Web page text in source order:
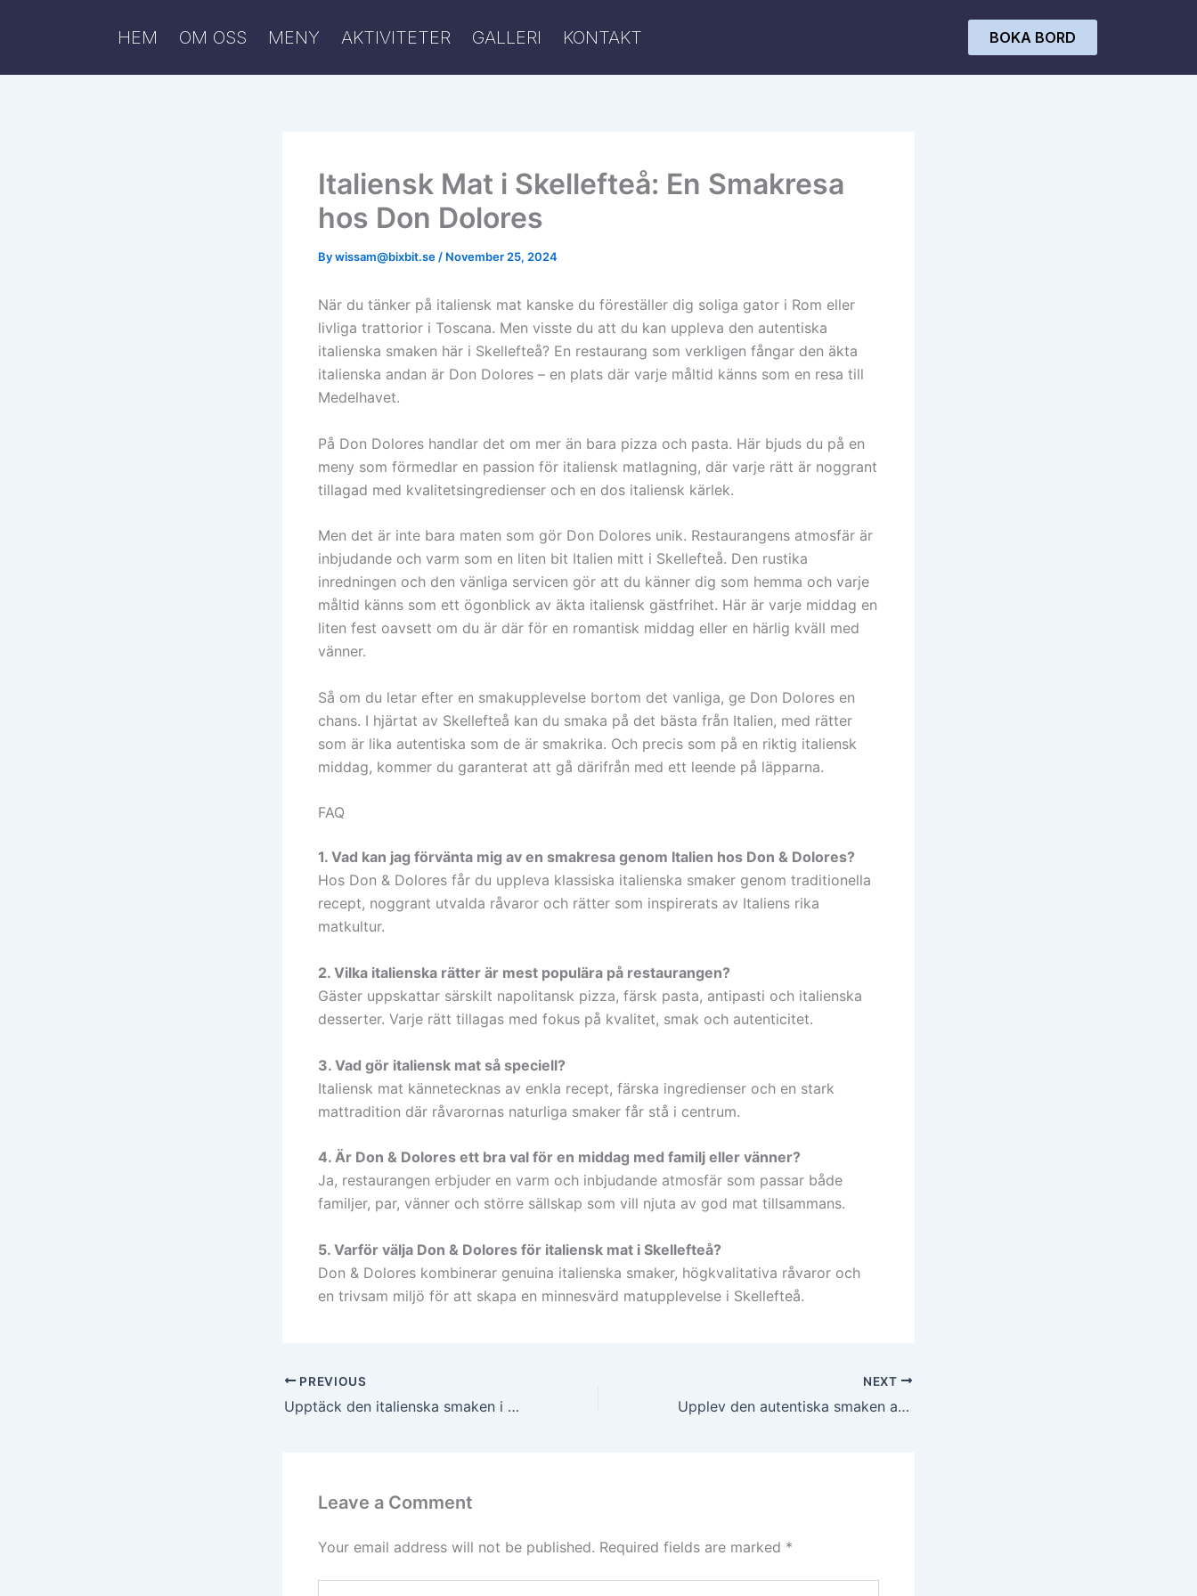
HEM OM OSS MENY AKTIVITETER GALLERI KONTAKT BOKA BORD
Italiensk Mat i Skellefteå: En Smakresa
hos Don Dolores
Bywissam@bixbit.se / November 25, 2024
När du tänker på italiensk mat kanske du föreställer dig soliga gator i Rom eller
livliga trattorior i Toscana. Men visste du att du kan uppleva den autentiska
italienska smaken här i Skellefteå? En restaurang som verkligen fångar den äkta
italienska andan är Don Dolores – en plats där varje måltid känns som en resa till
Medelhavet.
På Don Dolores handlar det om mer än bara pizza och pasta. Här bjuds du på en
meny som förmedlar en passion för italiensk matlagning, där varje rätt är noggrant
tillagad med kvalitetsingredienser och en dos italiensk kärlek.
Men det är inte bara maten som gör Don Dolores unik. Restaurangens atmosfär är
inbjudande och varm som en liten bit Italien mitt i Skellefteå. Den rustika
inredningen och den vänliga servicen gör att du känner dig som hemma och varje
måltid känns som ett ögonblick av äkta italiensk gästfrihet. Här är varje middag en
liten fest oavsett om du är där för en romantisk middag eller en härlig kväll med
vänner.
Så om du letar efter en smakupplevelse bortom det vanliga, ge Don Dolores en
chans. I hjärtat av Skellefteå kan du smaka på det bästa från Italien, med rätter
som är lika autentiska som de är smakrika. Och precis som på en riktig italiensk
middag, kommer du garanterat att gå därifrån med ett leende på läpparna.
FAQ
1. Vad kan jag förvänta mig av en smakresa genom Italien hos Don & Dolores?
Hos Don & Dolores får du uppleva klassiska italienska smaker genom traditionella
recept, noggrant utvalda råvaror och rätter som inspirerats av Italiens rika
matkultur.
2. Vilka italienska rätter är mest populära på restaurangen?
Gäster uppskattar särskilt napolitansk pizza, färsk pasta, antipasti och italienska
desserter. Varje rätt tillagas med fokus på kvalitet, smak och autenticitet.
3. Vad gör italiensk mat så speciell?
Italiensk mat kännetecknas av enkla recept, färska ingredienser och en stark
mattradition där råvarornas naturliga smaker får stå i centrum.
4. Är Don & Dolores ett bra val för en middag med familj eller vänner?
Ja, restaurangen erbjuder en varm och inbjudande atmosfär som passar både
familjer, par, vänner och större sällskap som vill njuta av god mat tillsammans.
5. Varför välja Don & Dolores för italiensk mat i Skellefteå?
Don & Dolores kombinerar genuina italienska smaker, högkvalitativa råvaror och
en trivsam miljö för att skapa en minnesvärd matupplevelse i Skellefteå.
PREVIOUS
Upptäck den italienska smaken i Skellefteå
NEXT
Upplev den autentiska smaken av Italien på Don Dolores i Skellefteå
Leave a Comment
Your email address will not be published. Required fields are marked *